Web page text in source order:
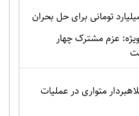
۵۰۰ میلیارد تومانی برای حل بحران
عزم مشترک چهار
متواری در عملیات